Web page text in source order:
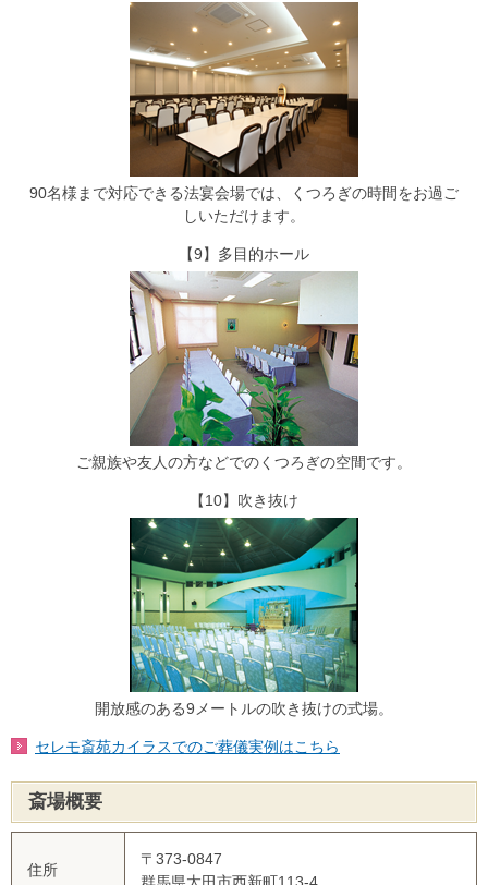
90名様まで対応できる法宴会場では、くつろぎの時間をお過ご
しいただけます。
【9】多目的ホール
ご親族や友人の方などでのくつろぎの空間です。
【10】吹き抜け
開放感のある9メートルの吹き抜けの式場。
セレモ斎苑カイラスでのご葬儀実例はこちら
斎場概要
住所
〒373-0847